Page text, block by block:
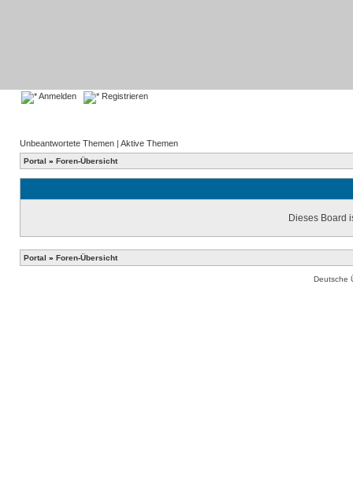
Anmelden Registrieren
Unbeantwortete Themen | Aktive Themen
Portal » Foren-Übersicht
Dieses Board
Portal » Foren-Übersicht
Deutsche